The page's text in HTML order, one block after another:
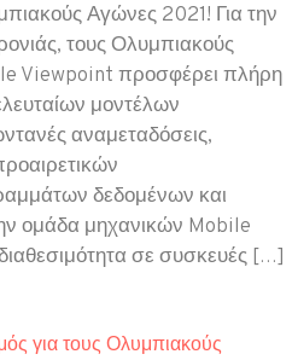
Αγώνες 2021! Για την
τους Ολυμπιακούς
Viewpoint προσφέρει πλήρη
μοντέλων
αναμεταδόσεις,
δεδομένων και
ομάδα μηχανικών Mobile
σε συσκευές […]
για τους Ολυμπιακούς